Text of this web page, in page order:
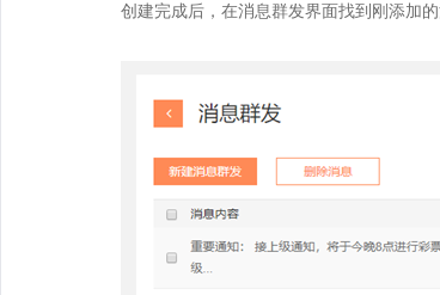
创建完成后，在消息群发界面找到刚添加